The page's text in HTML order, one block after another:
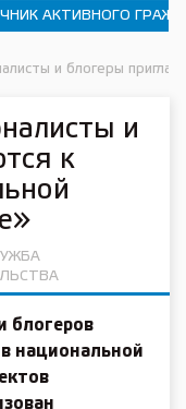
АКТИВНОГО
и блогеры
и
к
блогеров
национальной